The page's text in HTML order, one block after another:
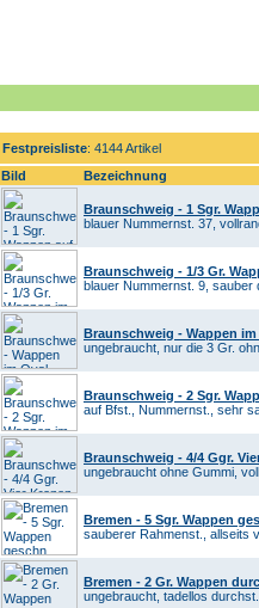
Festpreisliste: 4144 Artikel
Bild
Bezeichnung
Braunschweig - 1 Sgr.
blauer Nummernst. 37,
Braunschweig - 1/3 Gr.
blauer Nummernst. 9, sauber
Braunschweig - Wappen im
ungebraucht, nur die 3 Gr.
Braunschweig - 2 Sgr.
auf Bfst., Nummernst., sehr
Braunschweig - 4/4 Ggr.
ungebraucht ohne Gummi,
Bremen - 5 Sgr. Wappen
sauberer Rahmenst., allseits
Bremen - 2 Gr. Wappen
ungebraucht, tadellos